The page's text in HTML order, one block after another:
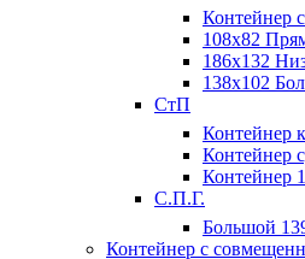
Контейнер
108х82
186х132
138х102
СтП
Контейнер
Контейнер
Контейнер
С.П.Г.
Большой
Контейнер с